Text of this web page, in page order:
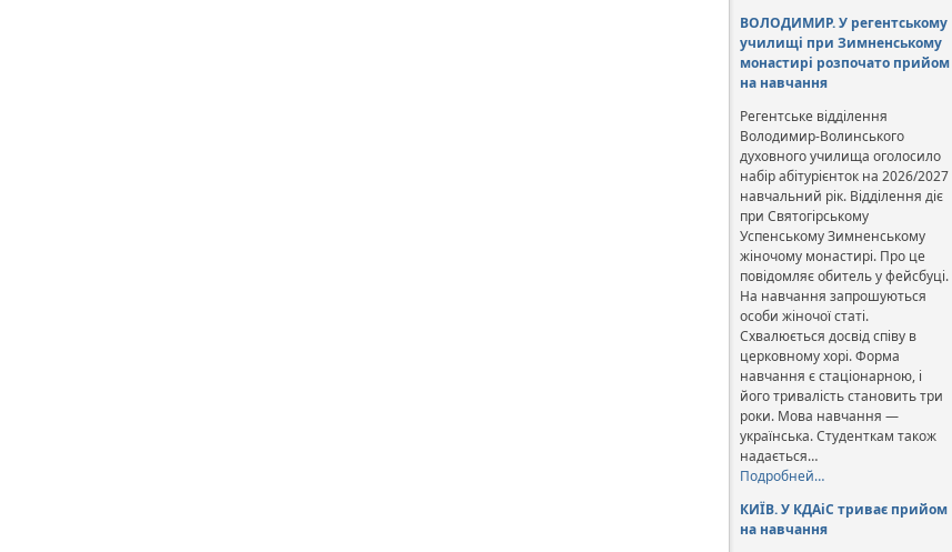
ВОЛОДИМИР. У регентському
училищі при Зимненському
монастирі розпочато прийом
на навчання
Регентське відділення
Володимир-Волинського
духовного училища оголосило
набір абітурієнток на 2026/2027
навчальний рік. Відділення діє
при Святогірському
Успенському Зимненському
жіночому монастирі. Про це
повідомляє обитель у фейсбуці.
На навчання запрошуються
особи жіночої статі.
Схвалюється досвід співу в
церковному хорі. Форма
навчання є стаціонарною, і
його тривалість становить три
роки. Мова навчання —
українська. Студенткам також
надається…
Подробней…
КИЇВ. У КДАіС триває прийом
на навчання